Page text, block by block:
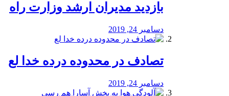
بازدید مدیران ارشد وزارت راه
دسامبر 24, 2019
تصادف در محدوده درده خدا لع
دسامبر 24, 2019